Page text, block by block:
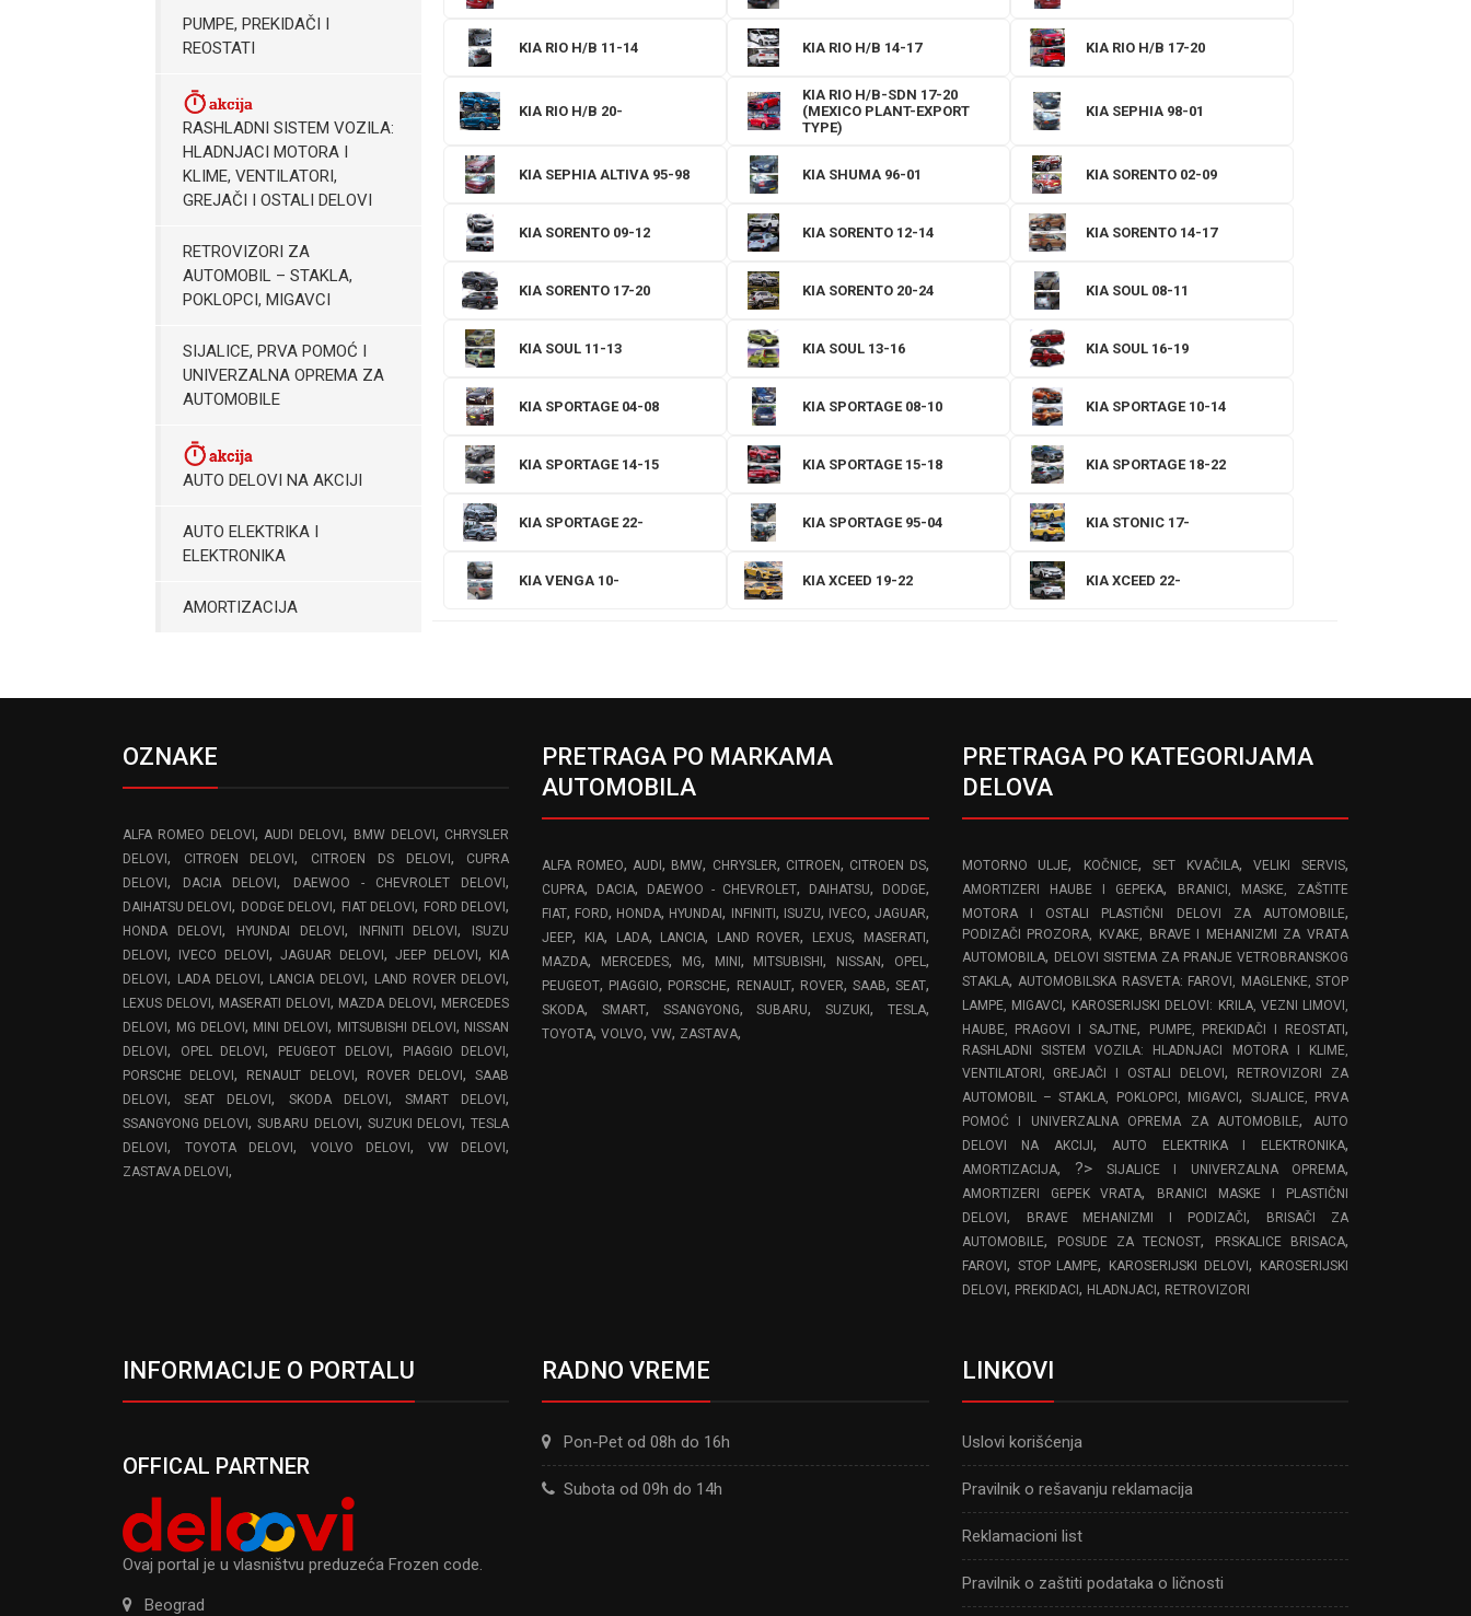
PUMPE, PREKIDAČI I
REOSTATI
RASHLADNI SISTEM VOZILA:
HLADNJACI MOTORA I
KLIME, VENTILATORI,
GREJAČI I OSTALI DELOVI
RETROVIZORI ZA
AUTOMOBIL – STAKLA,
POKLOPCI, MIGAVCI
SIJALICE, PRVA POMOĆ I
UNIVERZALNA OPREMA ZA
AUTOMOBILE
AUTO DELOVI NA AKCIJI
AUTO ELEKTRIKA I
ELEKTRONIKA
AMORTIZACIJA
KIA RIO H/B 11-14 KIA RIO H/B 14-17 KIA RIO H/B 17-20
KIA RIO H/B 20-
KIA RIO H/B-SDN 17-20
(MEXICO PLANT-EXPORT
TYPE)
KIA SEPHIA 98-01
KIA SEPHIA ALTIVA 95-98 KIA SHUMA 96-01 KIA SORENTO 02-09
KIA SORENTO 09-12 KIA SORENTO 12-14 KIA SORENTO 14-17
KIA SORENTO 17-20 KIA SORENTO 20-24 KIA SOUL 08-11
KIA SOUL 11-13 KIA SOUL 13-16 KIA SOUL 16-19
KIA SPORTAGE 04-08 KIA SPORTAGE 08-10 KIA SPORTAGE 10-14
KIA SPORTAGE 14-15 KIA SPORTAGE 15-18 KIA SPORTAGE 18-22
KIA SPORTAGE 22- KIA SPORTAGE 95-04 KIA STONIC 17-
KIA VENGA 10- KIA XCEED 19-22 KIA XCEED 22-
OZNAKE
ALFA ROMEO DELOVI ,AUDI DELOVI, BMW DELOVI , CHRYSLER
DELOVI , CITROEN DELOVI, CITROEN DS DELOVI ,
CUPRA
DELOVI , DACIA DELOVI, DAEWOO - CHEVROLET DELOVI,
DAIHATSU DELOVI, DODGE DELOVI, FIAT DELOVI, FORD DELOVI,
HONDA DELOVI , HYUNDAI DELOVI , INFINITI DELOVI,
ISUZU
DELOVI , IVECO DELOVI ,JAGUAR DELOVI ,JEEP DELOVI ,
KIA
DELOVI , LADA DELOVI , LANCIA DELOVI, LAND ROVER DELOVI,
LEXUS DELOVI , MASERATI DELOVI , MAZDA DELOVI , MERCEDES
DELOVI , MG DELOVI , MINI DELOVI, MITSUBISHI DELOVI , NISSAN
DELOVI , OPEL DELOVI, PEUGEOT DELOVI , PIAGGIO DELOVI,
PORSCHE DELOVI, RENAULT DELOVI , ROVER DELOVI,SAAB
DELOVI ,SEAT DELOVI, SKODA DELOVI ,SMART DELOVI,
SSANGYONG DELOVI,SUBARU DELOVI , SUZUKI DELOVI,TESLA
DELOVI , TOYOTA DELOVI, VOLVO DELOVI, VW DELOVI,
ZASTAVA DELOVI ,
PRETRAGA PO MARKAMA
AUTOMOBILA
ALFA ROMEO,AUDI, BMW, CHRYSLER, CITROEN, CITROEN DS,
CUPRA, DACIA, DAEWOO - CHEVROLET, DAIHATSU, DODGE,
FIAT, FORD, HONDA, HYUNDAI, INFINITI , ISUZU, IVECO, JAGUAR,
JEEP, KIA, LADA, LANCIA, LAND ROVER, LEXUS, MASERATI ,
MAZDA, MERCEDES, MG, MINI , MITSUBISHI, NISSAN, OPEL,
PEUGEOT, PIAGGIO, PORSCHE, RENAULT, ROVER, SAAB, SEAT,
SKODA, SMART, SSANGYONG,SUBARU,SUZUKI, TESLA,
TOYOTA,VOLVO,VW, ZASTAVA,
PRETRAGA PO KATEGORIJAMA
DELOVA
MOTORNO ULJE, KOČNICE,SET KVAČILA,VELIKI SERVIS,
AMORTIZERI HAUBE I GEPEKA,
BRANICI, MASKE, ZAŠTITE
MOTORA I OSTALI PLASTIČNI DELOVI ZA AUTOMOBILE,
PODIZAČI PROZORA, KVAKE, BRAVE I MEHANIZMI ZA VRATA
AUTOMOBILA, DELOVI SISTEMA ZA PRANJE VETROBRANSKOG
STAKLA,AUTOMOBILSKA RASVETA: FAROVI, MAGLENKE, STOP
LAMPE, MIGAVCI , KAROSERIJSKI DELOVI: KRILA, VEZNI LIMOVI,
HAUBE, PRAGOVI I SAJTNE, PUMPE, PREKIDAČI I REOSTATI,
RASHLADNI SISTEM VOZILA: HLADNJACI MOTORA I KLIME,
VENTILATORI, GREJAČI I OSTALI DELOVI ,
RETROVIZORI ZA
AUTOMOBIL – STAKLA, POKLOPCI, MIGAVCI,
SIJALICE, PRVA
POMOĆ I UNIVERZALNA OPREMA ZA AUTOMOBILE,
AUTO
DELOVI NA AKCIJI ,AUTO ELEKTRIKA I ELEKTRONIKA,
AMORTIZACIJA, ?>SIJALICE I UNIVERZALNA OPREMA,
AMORTIZERI GEPEK VRATA,
BRANICI MASKE I PLASTIČNI
DELOVI , BRAVE MEHANIZMI I PODIZAČI,
BRISAČI ZA
AUTOMOBILE, POSUDE ZA TECNOST, PRSKALICE BRISACA,
FAROVI , STOP LAMPE, KAROSERIJSKI DELOVI,
KAROSERIJSKI
DELOVI , PREKIDACI , HLADNJACI , RETROVIZORI
INFORMACIJE O PORTALU
OFFICAL PARTNER
Ovaj portal je u vlasništvu preduzeća Frozen code.
Beograd
RADNO VREME
Pon-Pet od 08h do 16h
Subota od 09h do 14h
LINKOVI
Uslovi korišćenja
Pravilnik o rešavanju reklamacija
Reklamacioni list
Pravilnik o zaštiti podataka o ličnosti